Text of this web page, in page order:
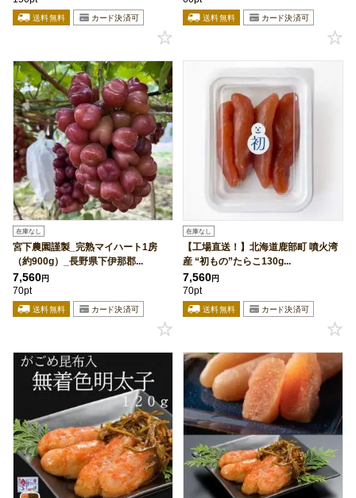
在庫なし
宮下農園謹製_完熟マイハート1房
（約900g）_長野県下伊那郡...
7,560円
70pt
在庫なし
【工場直送！】北海道鹿部町 噴火湾
産 “初もの”たらこ130g...
7,560円
70pt